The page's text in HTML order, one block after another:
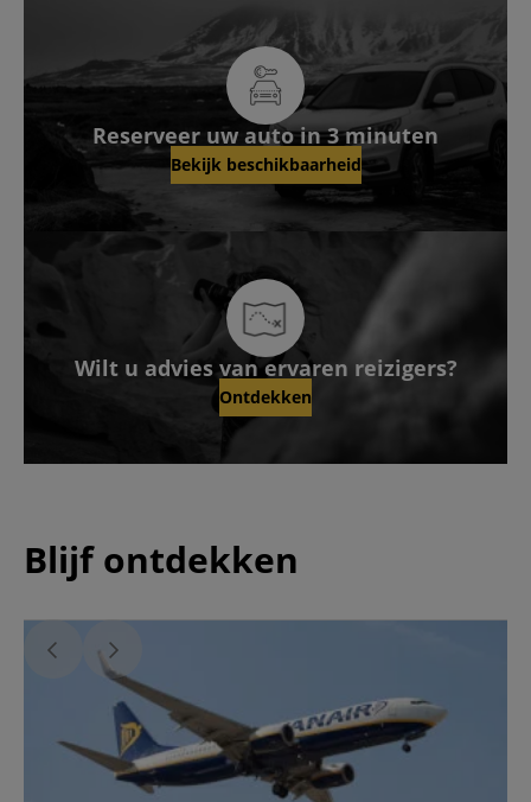
Reserveer uw auto in 3 minuten
Bekijk beschikbaarheid
Wilt u advies van ervaren reizigers?
Ontdekken
Blijf ontdekken